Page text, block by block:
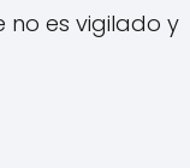
no es vigilado y